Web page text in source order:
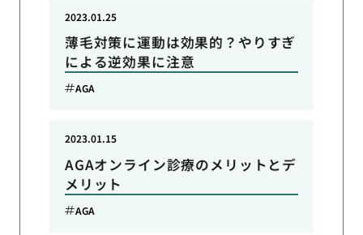
薄毛対策に運動は効果的？やりすぎ
による逆効果に注意
2023.01.25
AGA
AGAオンライン診療のメリットとデ
メリット
2023.01.15
AGA